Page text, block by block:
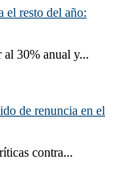
el resto del año:
30% anual y...
de renuncia en el
contra...